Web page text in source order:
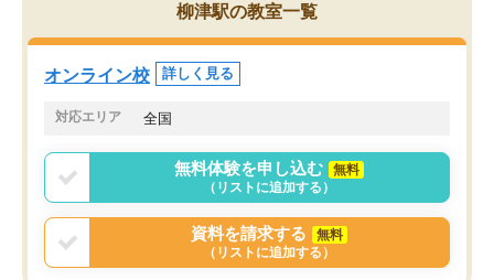
柳津駅の教室一覧
オンライン校 詳しく見る
対応エリア 全国
無料体験を申し込む
無料
（リストに追加する）
資料を請求する
無料
（リストに追加する）